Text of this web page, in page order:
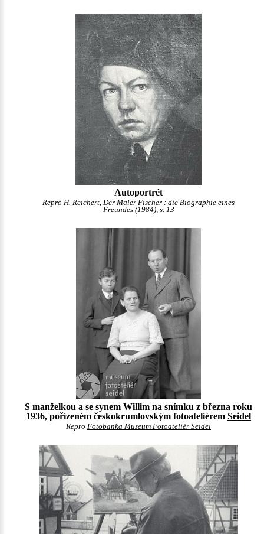
Autoportrét
Repro H. Reichert, Der Maler Fischer : die Biographie eines
Freundes (1984), s. 13
S manželkou a se synem Willim na snímku z března roku
1936, pořízeném českokrumlovským fotoateliérem Seidel
Repro Fotobanka Museum Fotoateliér Seidel